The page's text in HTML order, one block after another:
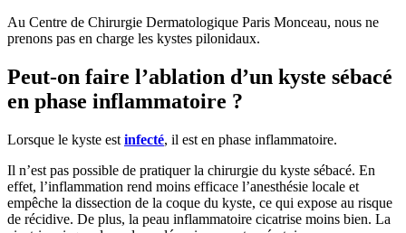
Au Centre de Chirurgie Dermatologique Paris Monceau, nous ne
prenons pas en charge les kystes pilonidaux.
Peut-on faire l’ablation d’un kyste sébacé
en phase inflammatoire ?
Lorsque le kyste est infecté, il est en phase inflammatoire.
Il n’est pas possible de pratiquer la chirurgie du kyste sébacé. En
effet, l’inflammation rend moins efficace l’anesthésie locale et
empêche la dissection de la coque du kyste, ce qui expose au risque
de récidive. De plus, la peau inflammatoire cicatrise moins bien. La